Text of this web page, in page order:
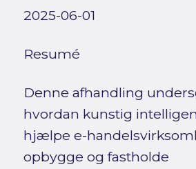
2025-06-01
Resumé
Denne afhandling
hvordan kunstig
hjælpe e-
opbygge og fastholde